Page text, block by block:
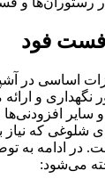
فست فود
اساسی در
و ارائه
و سایر
شلوغی که نیاز
در ادامه به
می‌شود: